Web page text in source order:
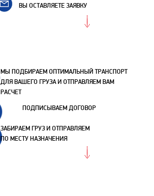
ВЫ ОСТАВЛЯЕТЕ ЗАЯВКУ
МЫ ПОДБИРАЕМ ОПТИМАЛЬНЫЙ ТРАНСПОРТ
ДЛЯ ВАШЕГО ГРУЗА И ОТПРАВЛЯЕМ ВАМ
РАСЧЕТ
ПОДПИСЫВАЕМ ДОГОВОР
ЗАБИРАЕМ ГРУЗ И ОТПРАВЛЯЕМ
ПО МЕСТУ НАЗНАЧЕНИЯ